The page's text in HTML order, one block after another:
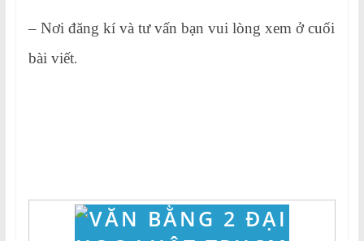
– Nơi đăng kí và tư vấn bạn vui lòng xem ở cuối
bài viết.